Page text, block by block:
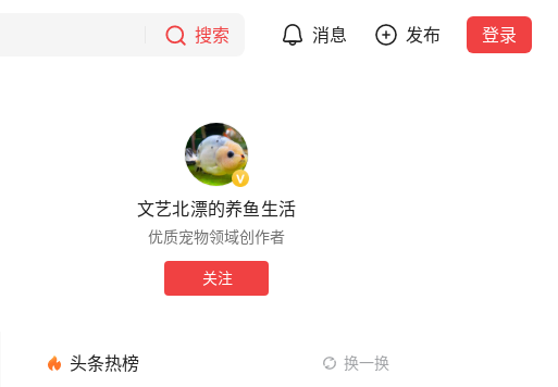
搜索 消息 发布 登录
文艺北漂的养鱼生活
优质宠物领域创作者
关注
头条热榜 换一换